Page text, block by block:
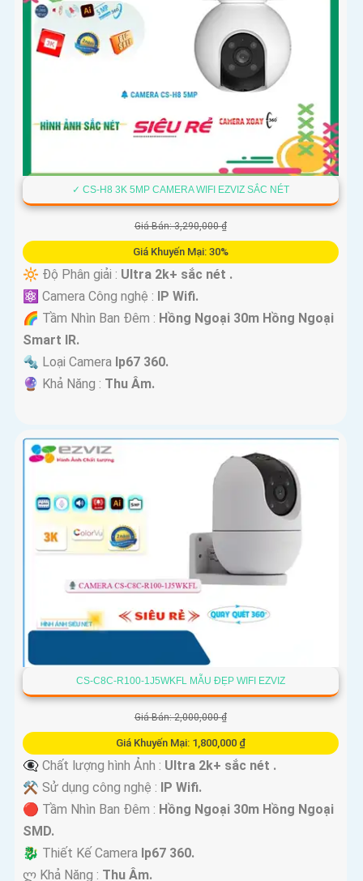
✓ CS-H8 3K 5MP CAMERA WIFI EZVIZ SẮC NÉT
Giá Bán: 3,290,000 ₫
Giá Khuyến Mại: 30%
🔆 Độ Phân giải : Ultra 2k+ sắc nét .
⚛️ Camera Công nghệ :
IP Wifi.
🌈 Tầm Nhìn Ban Đêm : Hồng Ngoại 30m Hồng Ngoại
Smart IR.
🔩 Loại Camera Ip67 360.
️🔮 Khả Năng : Thu Âm.
CS-C8C-R100-1J5WKFL MẪU ĐẸP WIFI EZVIZ
Giá Bán: 2,000,000 ₫
Giá Khuyến Mại: 1,800,000 ₫
👁️‍🗨 Chất lượng hình Ảnh : Ultra 2k+ sắc nét .
⚒ Sử dụng công nghệ :
IP Wifi.
🔴 Tầm Nhìn Ban Đêm : Hồng Ngoại 30m Hồng Ngoại
SMD.
🐉️ Thiết Kế Camera Ip67 360.
️ლ Khả Năng : Thu Âm.